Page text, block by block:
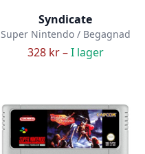
Syndicate
Super Nintendo / Begagnad
328 kr –I lager